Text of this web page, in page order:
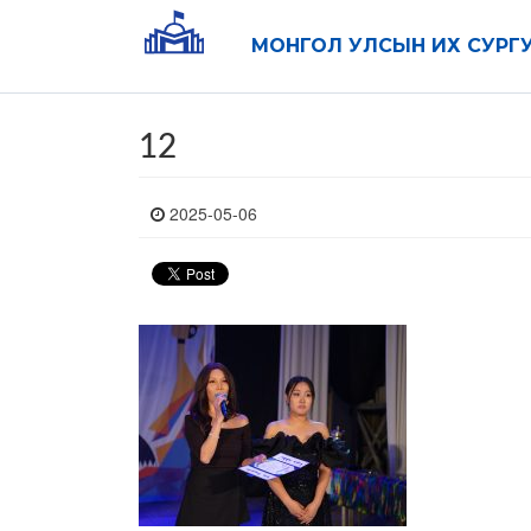
МОНГОЛ УЛСЫН ИХ
12
2025-05-06